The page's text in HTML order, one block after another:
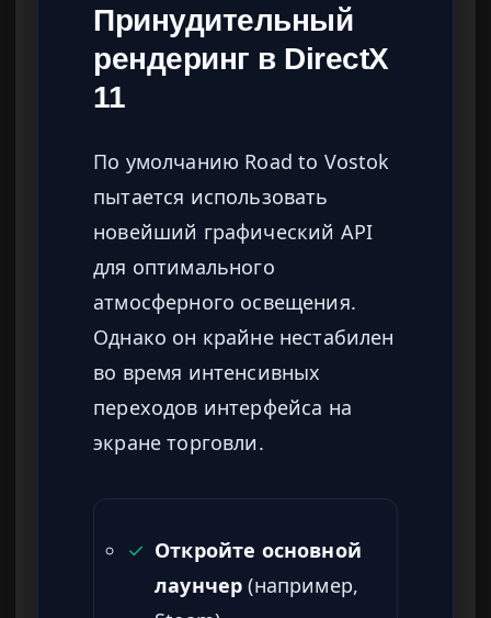
Принудительный
рендеринг в DirectX
11
По умолчанию Road to Vostok
пытается использовать
новейший графический API
для оптимального
атмосферного освещения.
Однако он крайне нестабилен
во время интенсивных
переходов интерфейса на
экране торговли.
✓ Откройте основной
лаунчер (например,